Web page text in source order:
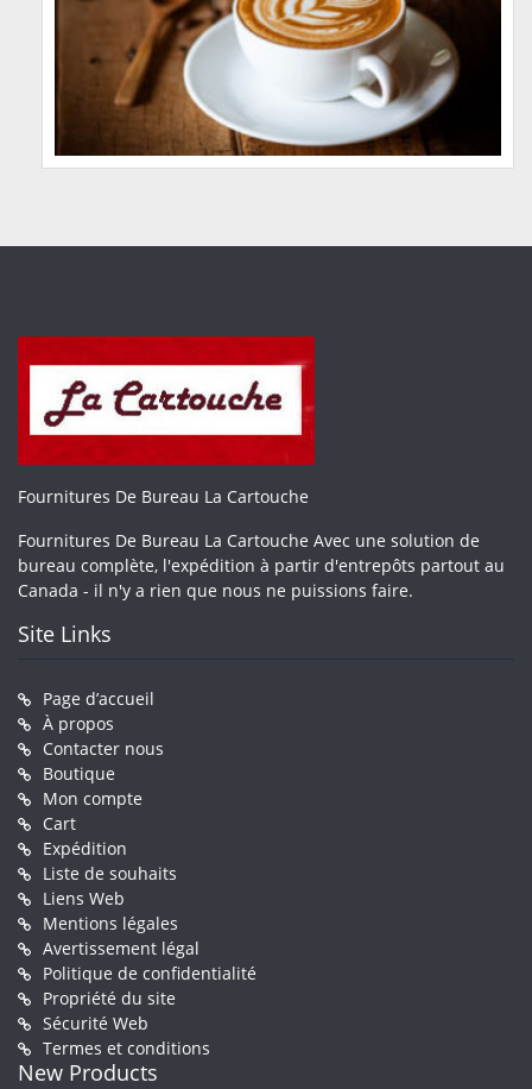
Fournitures De Bureau La Cartouche
Fournitures De Bureau La Cartouche Avec une solution de
bureau complète, l'expédition à partir d'entrepôts partout au
Canada - il n'y a rien que nous ne puissions faire.
Site Links
Page d’accueil
À propos
Contacter nous
Boutique
Mon compte
Cart
Expédition
Liste de souhaits
Liens Web
Mentions légales
Avertissement légal
Politique de confidentialité
Propriété du site
Sécurité Web
Termes et conditions
New Products